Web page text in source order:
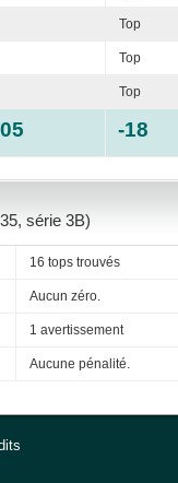
Top
Top
Top
-18
série 3B)
16 tops trouvés
Aucun zéro.
1 avertissement
Aucune pénalité.